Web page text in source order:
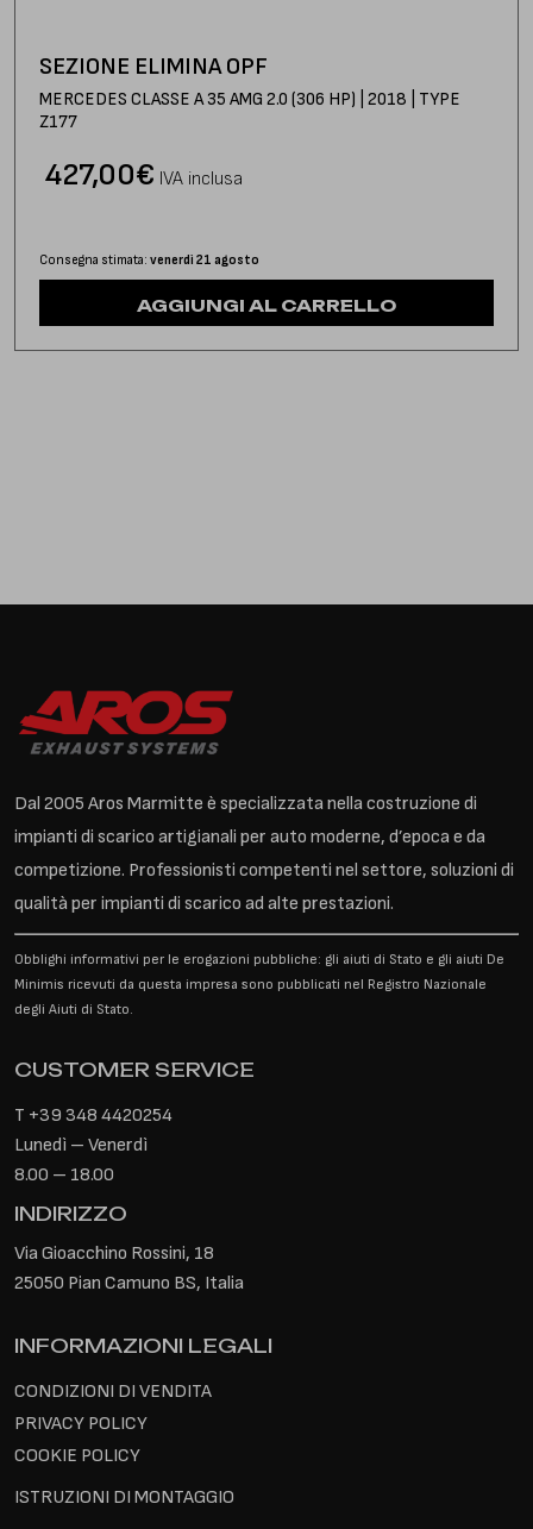
SEZIONE ELIMINA OPF
MERCEDES CLASSE A 35 AMG 2.0 (306 HP) | 2018 | TYPE
Z177
€
427,00 IVA inclusa
Consegna stimata: venerdì 21 agosto
AGGIUNGI AL CARRELLO
Dal 2005 Aros Marmitte è specializzata nella costruzione di
impianti di scarico artigianali per auto moderne, d’epoca e da
competizione. Professionisti competenti nel settore, soluzioni di
qualità per impianti di scarico ad alte prestazioni.
Obblighi informativi per le erogazioni pubbliche: gli aiuti di Stato e gli aiuti De
Minimis ricevuti da questa impresa sono pubblicati nel Registro Nazionale
degli Aiuti di Stato.
CUSTOMER SERVICE
T +39 348 4420254
Lunedì – Venerdì
8.00 – 18.00
INDIRIZZO
Via Gioacchino Rossini, 18
25050 Pian Camuno BS, Italia
INFORMAZIONI LEGALI
CONDIZIONI DI VENDITA
PRIVACY POLICY
COOKIE POLICY
ISTRUZIONI DI MONTAGGIO